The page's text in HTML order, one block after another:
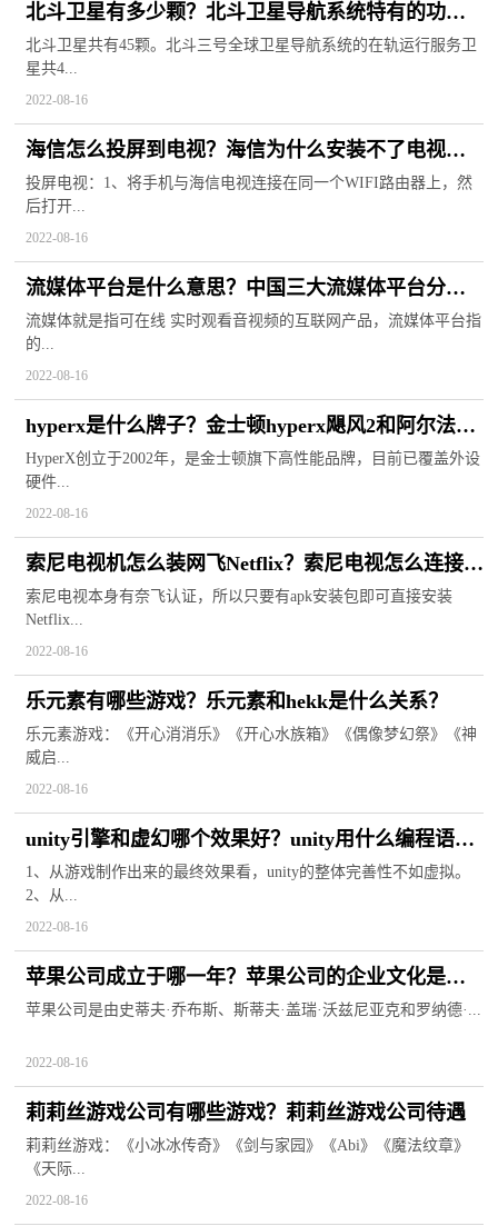
北斗卫星有多少颗？北斗卫星导航系统特有的功能
是什么？
北斗卫星共有45颗。北斗三号全球卫星导航系统的在轨运行服务卫
星共4...
2022-08-16
海信怎么投屏到电视？海信为什么安装不了电视
家？海信空调服务电话
投屏电视：1、将手机与海信电视连接在同一个WIFI路由器上，然
后打开...
2022-08-16
流媒体平台是什么意思？中国三大流媒体平台分别
是什么？
流媒体就是指可在线 实时观看音视频的互联网产品，流媒体平台指
的...
2022-08-16
hyperx是什么牌子？金士顿hyperx飓风2和阿尔法选
哪个？
HyperX创立于2002年，是金士顿旗下高性能品牌，目前已覆盖外设
硬件...
2022-08-16
索尼电视机怎么装网飞Netflix？索尼电视怎么连接
wifi？
索尼电视本身有奈飞认证，所以只要有apk安装包即可直接安装
Netflix...
2022-08-16
乐元素有哪些游戏？乐元素和hekk是什么关系？
乐元素游戏：《开心消消乐》《开心水族箱》《偶像梦幻祭》《神
威启...
2022-08-16
unity引擎和虚幻哪个效果好？unity用什么编程语
言?
1、从游戏制作出来的最终效果看，unity的整体完善性不如虚拟。
2、从...
2022-08-16
苹果公司成立于哪一年？苹果公司的企业文化是什
么？
苹果公司是由史蒂夫·乔布斯、斯蒂夫·盖瑞·沃兹尼亚克和罗纳德·...
2022-08-16
莉莉丝游戏公司有哪些游戏？莉莉丝游戏公司待遇
莉莉丝游戏：《小冰冰传奇》《剑与家园》《Abi》《魔法纹章》
《天际...
2022-08-16